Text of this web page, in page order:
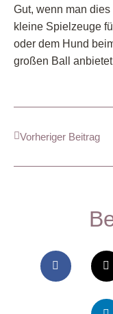
Gut, wenn man
kleine Spielzeuge
oder dem Hund
großen Ball
Vorheriger Beitrag